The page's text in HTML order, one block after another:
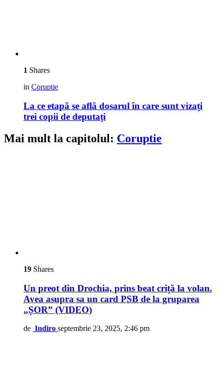
1 Shares
in Coruptie
La ce etapă se află dosarul în care sunt vizați
trei copii de deputați
Mai mult la capitolul: Coruptie
19 Shares
Un preot din Drochia, prins beat criță la volan.
Avea asupra sa un card PSB de la gruparea
„ȘOR” (VIDEO)
de Indiro septembrie 23, 2025, 2:46 pm